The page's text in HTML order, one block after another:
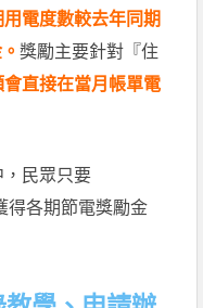
用電度數較去年同期
獎勵主要針對『住
會直接在當月帳單電
民眾只要
得各期節電獎勵金